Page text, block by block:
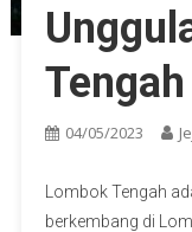
Tengah
04/05/2023
Lombok Tengah
berkembang di